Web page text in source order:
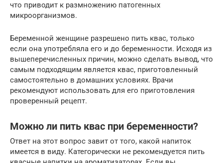
что приводит к размножению патогенных
микроорганизмов.
Беременной женщине разрешено пить квас, только
если она употребляла его и до беременности. Исходя из
вышеперечисленных причин, можно сделать вывод, что
самым подходящим является квас, приготовленный
самостоятельно в домашних условиях. Врачи
рекомендуют использовать для его приготовления
проверенный рецепт.
Можно ли пить квас при беременности?
Ответ на этот вопрос завит от того, какой напиток
имеется в виду. Категорически не рекомендуется пить